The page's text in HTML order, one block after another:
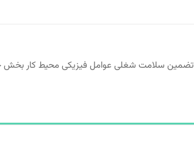
ﺳﻼﻣﺖ ﺷﻐﻠﯽ عوامل فیزیکی محیط کار بخش